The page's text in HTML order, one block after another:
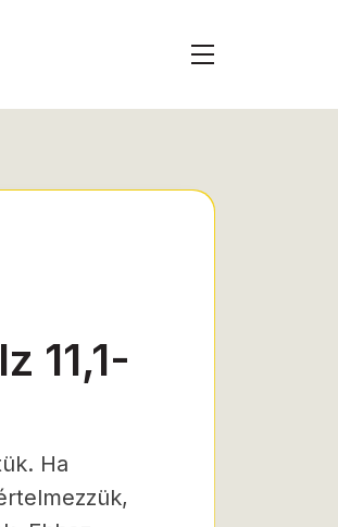
11,1-
Ha